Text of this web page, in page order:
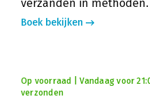
verzanden in methoden.
Boek bekijken
Op voorraad | Vandaag voor
verzonden